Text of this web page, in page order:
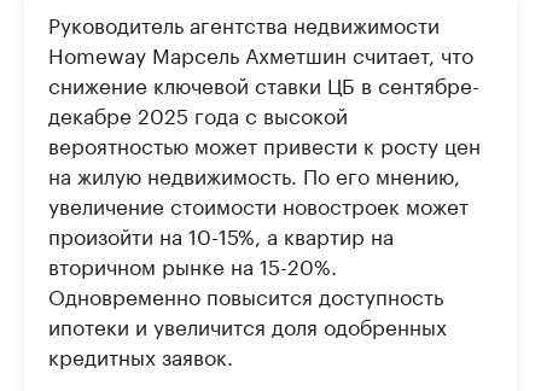
Руководитель агентства недвижимости
Homeway Марсель Ахметшин считает, что
снижение ключевой ставки ЦБ в сентябре-
декабре 2025 года с высокой
вероятностью может привести к росту цен
на жилую недвижимость. По его мнению,
увеличение стоимости новостроек может
произойти на 10-15%, а квартир на
вторичном рынке на 15-20%.
Одновременно повысится доступность
ипотеки и увеличится доля одобренных
кредитных заявок.